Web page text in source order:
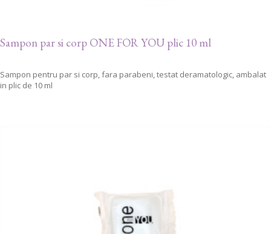
Sampon par si corp ONE FOR YOU plic 10 ml
Sampon pentru par si corp, fara parabeni, testat deramatologic, ambalat
in plic de 10 ml